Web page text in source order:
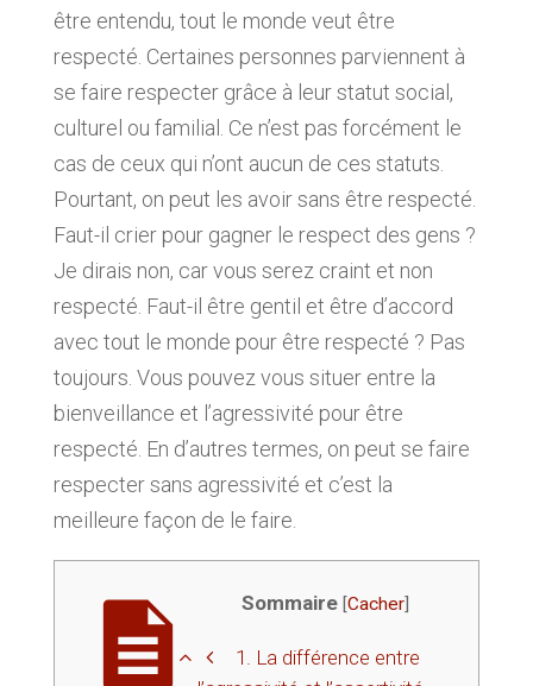
être entendu, tout le monde veut être
respecté. Certaines personnes parviennent à
se faire respecter grâce à leur statut social,
culturel ou familial. Ce n’est pas forcément le
cas de ceux qui n’ont aucun de ces statuts.
Pourtant, on peut les avoir sans être respecté.
Faut-il crier pour gagner le respect des gens ?
Je dirais non, car vous serez craint et non
respecté. Faut-il être gentil et être d’accord
avec tout le monde pour être respecté ? Pas
toujours. Vous pouvez vous situer entre la
bienveillance et l’agressivité pour être
respecté. En d’autres termes, on peut se faire
respecter sans agressivité et c’est la
meilleure façon de le faire.
Sommaire [Cacher]
1. La différence entre